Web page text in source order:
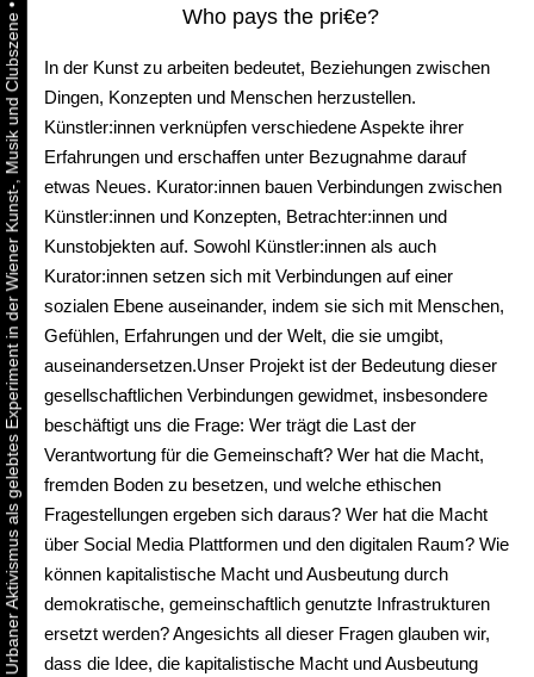
Urbaner Aktivismus als gelebtes Experiment in der Wiener Kunst-, Musik und Clubszene
•
Who pays the pri€e?
In der Kunst zu arbeiten bedeutet, Beziehungen zwischen
Dingen, Konzepten und Menschen herzustellen.
Künstler:innen verknüpfen verschiedene Aspekte ihrer
Erfahrungen und erschaffen unter Bezugnahme darauf
etwas Neues. Kurator:innen bauen Verbindungen zwischen
Künstler:innen und Konzepten, Betrachter:innen und
Kunstobjekten auf. Sowohl Künstler:innen als auch
Kurator:innen setzen sich mit Verbindungen auf einer
sozialen Ebene auseinander, indem sie sich mit Menschen,
Gefühlen, Erfahrungen und der Welt, die sie umgibt,
auseinandersetzen.Unser Projekt ist der Bedeutung dieser
gesellschaftlichen Verbindungen gewidmet, insbesondere
beschäftigt uns die Frage: Wer trägt die Last der
Verantwortung für die Gemeinschaft? Wer hat die Macht,
fremden Boden zu besetzen, und welche ethischen
Fragestellungen ergeben sich daraus? Wer hat die Macht
über Social Media Plattformen und den digitalen Raum? Wie
können kapitalistische Macht und Ausbeutung durch
demokratische, gemeinschaftlich genutzte Infrastrukturen
ersetzt werden? Angesichts all dieser Fragen glauben wir,
dass die Idee, die kapitalistische Macht und Ausbeutung